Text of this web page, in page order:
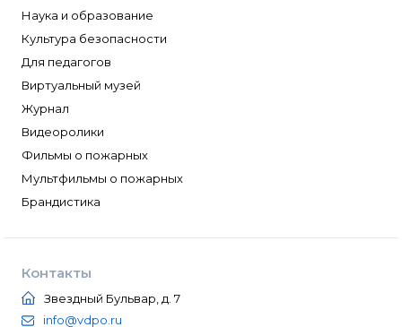
Наука и образование
Культура безопасности
Для педагогов
Виртуальный музей
Журнал
Видеоролики
Фильмы о пожарных
Мультфильмы о пожарных
Брандистика
Контакты
Звездный Бульвар, д. 7
info@vdpo.ru